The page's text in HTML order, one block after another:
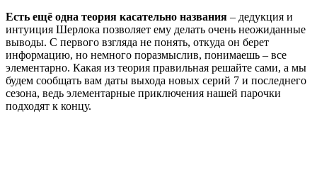
Есть ещё одна теория касательно названия – дедукция и
интуиция Шерлока позволяет ему делать очень неожиданные
выводы. С первого взгляда не понять, откуда он берет
информацию, но немного поразмыслив, понимаешь – все
элементарно. Какая из теория правильная решайте сами, а мы
будем сообщать вам даты выхода новых серий 7 и последнего
сезона, ведь элементарные приключения нашей парочки
подходят к концу.